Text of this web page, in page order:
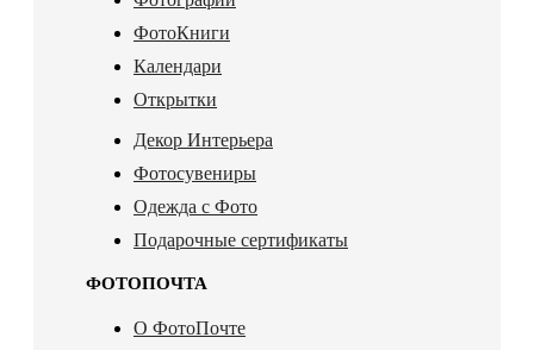
ФотоКниги
Календари
Открытки
Декор Интерьера
Фотосувениры
Одежда с Фото
Подарочные сертификаты
ФОТОПОЧТА
О ФотоПочте